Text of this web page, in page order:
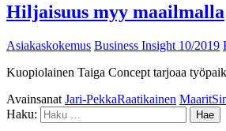
Hiljaisuus myy maailmalla
Asiakaskokemus Business Insight 10/2019
Kuopiolainen Taiga Concept tarjoaa
Avainsanat Jari-PekkaRaatikainen
Haku: